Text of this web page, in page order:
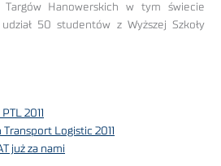
Targów Hanowerskich w tym świecie
50 studentów z Wyższej Szkoły
2011
Logistic 2011
już za nami